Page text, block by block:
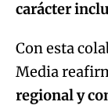
carácter
Con esta
Media
regional y